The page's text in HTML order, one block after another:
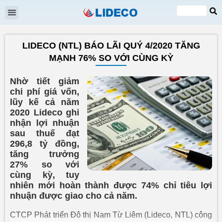
EN
VI
LIDECO (NTL) BÁO LÃI QUÝ 4/2020 TĂNG
MẠNH 76% SO VỚI CÙNG KỲ
Nhờ tiết giảm
chi phí giá vốn,
lũy kế cả năm
2020 Lideco ghi
nhận lợi nhuận
sau thuế đạt
296,8 tỷ đồng,
tăng trưởng
27% so với
cùng kỳ, tuy
nhiên mới hoàn thành được 74% chỉ tiêu lợi
nhuận được giao cho cả năm.
CTCP Phát triển Đô thị Nam Từ Liêm (Lideco, NTL) công